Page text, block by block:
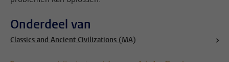
Onderdeel van
Classics and Ancient Civilizations (MA)